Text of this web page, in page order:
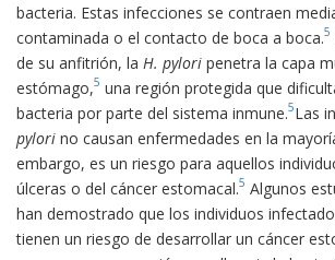
bacteria. Estas infecciones se contraen
contaminada o el contacto de boca a boca.5
de su anfitrión, la H. pylori penetra la capa
estómago,5 una región protegida que
bacteria por parte del sistema inmune.5Las
pylori no causan enfermedades en la
embargo, es un riesgo para aquellos
úlceras o del cáncer estomacal.5 Algunos
han demostrado que los individuos
tienen un riesgo de desarrollar un cáncer